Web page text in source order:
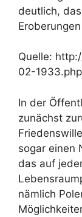
deutlich,
Quelle:
02-1933.php
In der
zunächst
sogar einen
das auf
nämlich